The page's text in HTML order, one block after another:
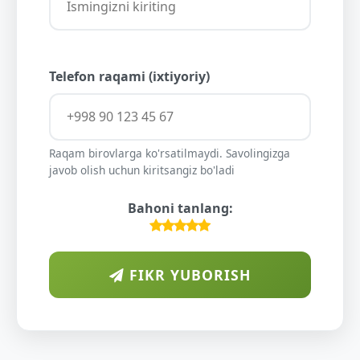
Telefon raqami (ixtiyoriy)
Raqam birovlarga ko'rsatilmaydi. Savolingizga
javob olish uchun kiritsangiz bo'ladi
Bahoni tanlang:
FIKR YUBORISH